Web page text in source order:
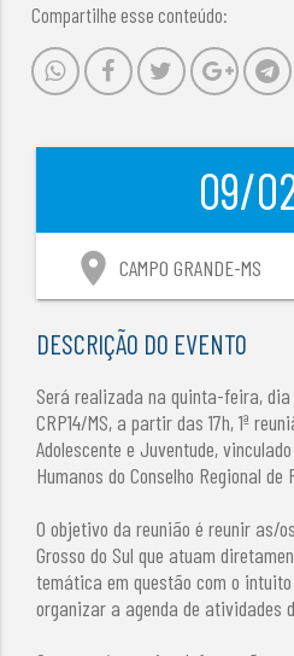
Compartilhe esse conteúdo:
09/
location_on CAMPO GRANDE-MS
DESCRIÇÃO DO EVENTO
Será realizada na quinta-feira, dia
CRP14/MS, a partir das 17h, 1ª
Adolescente e Juventude,
Humanos do Conselho Regional de
O objetivo da reunião é reunir as/
Grosso do Sul que atuam
temática em questão com o
organizar a agenda de atividades